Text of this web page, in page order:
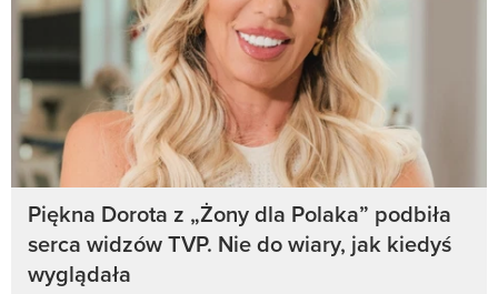
Piękna Dorota z „Żony dla Polaka” podbiła
serca widzów TVP. Nie do wiary, jak kiedyś
wyglądała